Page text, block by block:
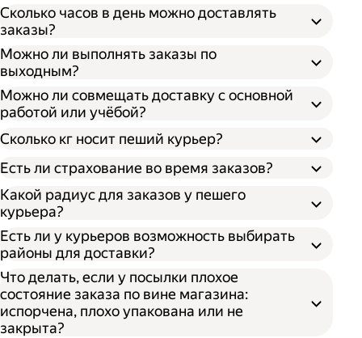
Сколько часов в день можно доставлять
заказы?
Можно ли выполнять заказы по
выходным?
Можно ли совмещать доставку с основной
работой или учёбой?
Сколько кг носит пеший курьер?
Есть ли страхование во время заказов?
Какой радиус для заказов у пешего
курьера?
Есть ли у курьеров возможность выбирать
районы для доставки?
Что делать, если у посылки плохое
состояние заказа по вине магазина:
испорчена, плохо упакована или не
закрыта?